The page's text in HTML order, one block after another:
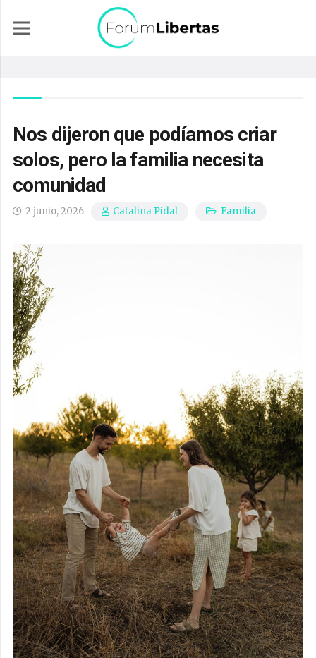
Nos dijeron que podíamos criar
solos, pero la familia necesita
comunidad
2 junio, 2026 Catalina Pidal Familia